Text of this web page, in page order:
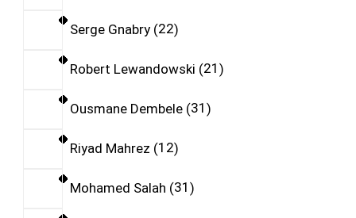
Serge Gnabry 22
Robert Lewandowski 21
Ousmane Dembele 31
Riyad Mahrez 12
Mohamed Salah 31